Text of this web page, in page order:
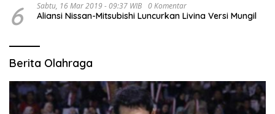
6 Sabtu, 16 Mar 2019 - 09:37 WIB 0 Komentar
Aliansi Nissan-Mitsubishi Luncurkan Livina Versi Mungil
Berita Olahraga